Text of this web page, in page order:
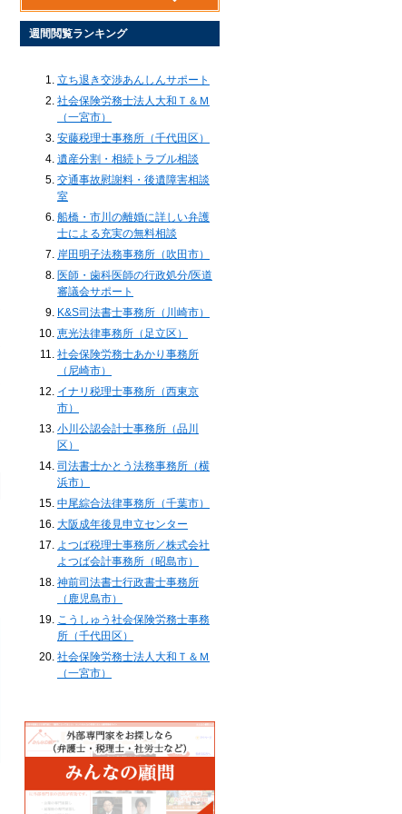
週間閲覧ランキング
立ち退き交渉あんしんサポート
社会保険労務士法人大和Ｔ＆Ｍ
（一宮市）
安藤税理士事務所（千代田区）
遺産分割・相続トラブル相談
交通事故慰謝料・後遺障害相談
室
船橋・市川の離婚に詳しい弁護
士による充実の無料相談
岸田明子法務事務所（吹田市）
医師・歯科医師の行政処分/医道
審議会サポート
K&S司法書士事務所（川崎市）
恵光法律事務所（足立区）
社会保険労務士あかり事務所
（尼崎市）
イナリ税理士事務所（西東京
市）
小川公認会計士事務所（品川
区）
司法書士かとう法務事務所（横
浜市）
中尾綜合法律事務所（千葉市）
大阪成年後見申立センター
よつば税理士事務所／株式会社
よつば会計事務所（昭島市）
神前司法書士行政書士事務所
（鹿児島市）
こうしゅう社会保険労務士事務
所（千代田区）
社会保険労務士法人大和Ｔ＆Ｍ
（一宮市）